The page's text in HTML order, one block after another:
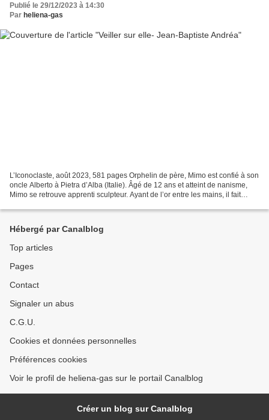
Publié le 29/12/2023 à 14:30
Par heliena-gas
L’Iconoclaste, août 2023, 581 pages Orphelin de père, Mimo est confié à son
oncle Alberto à Pietra d’Alba (Italie). Âgé de 12 ans et atteint de nanisme,
Mimo se retrouve apprenti sculpteur. Ayant de l’or entre les mains, il fait
Hébergé par Canalblog
Top articles
Pages
Contact
Signaler un abus
C.G.U.
Cookies et données personnelles
Préférences cookies
Voir le profil de heliena-gas sur le portail Canalblog
Créer un blog sur Canalblog